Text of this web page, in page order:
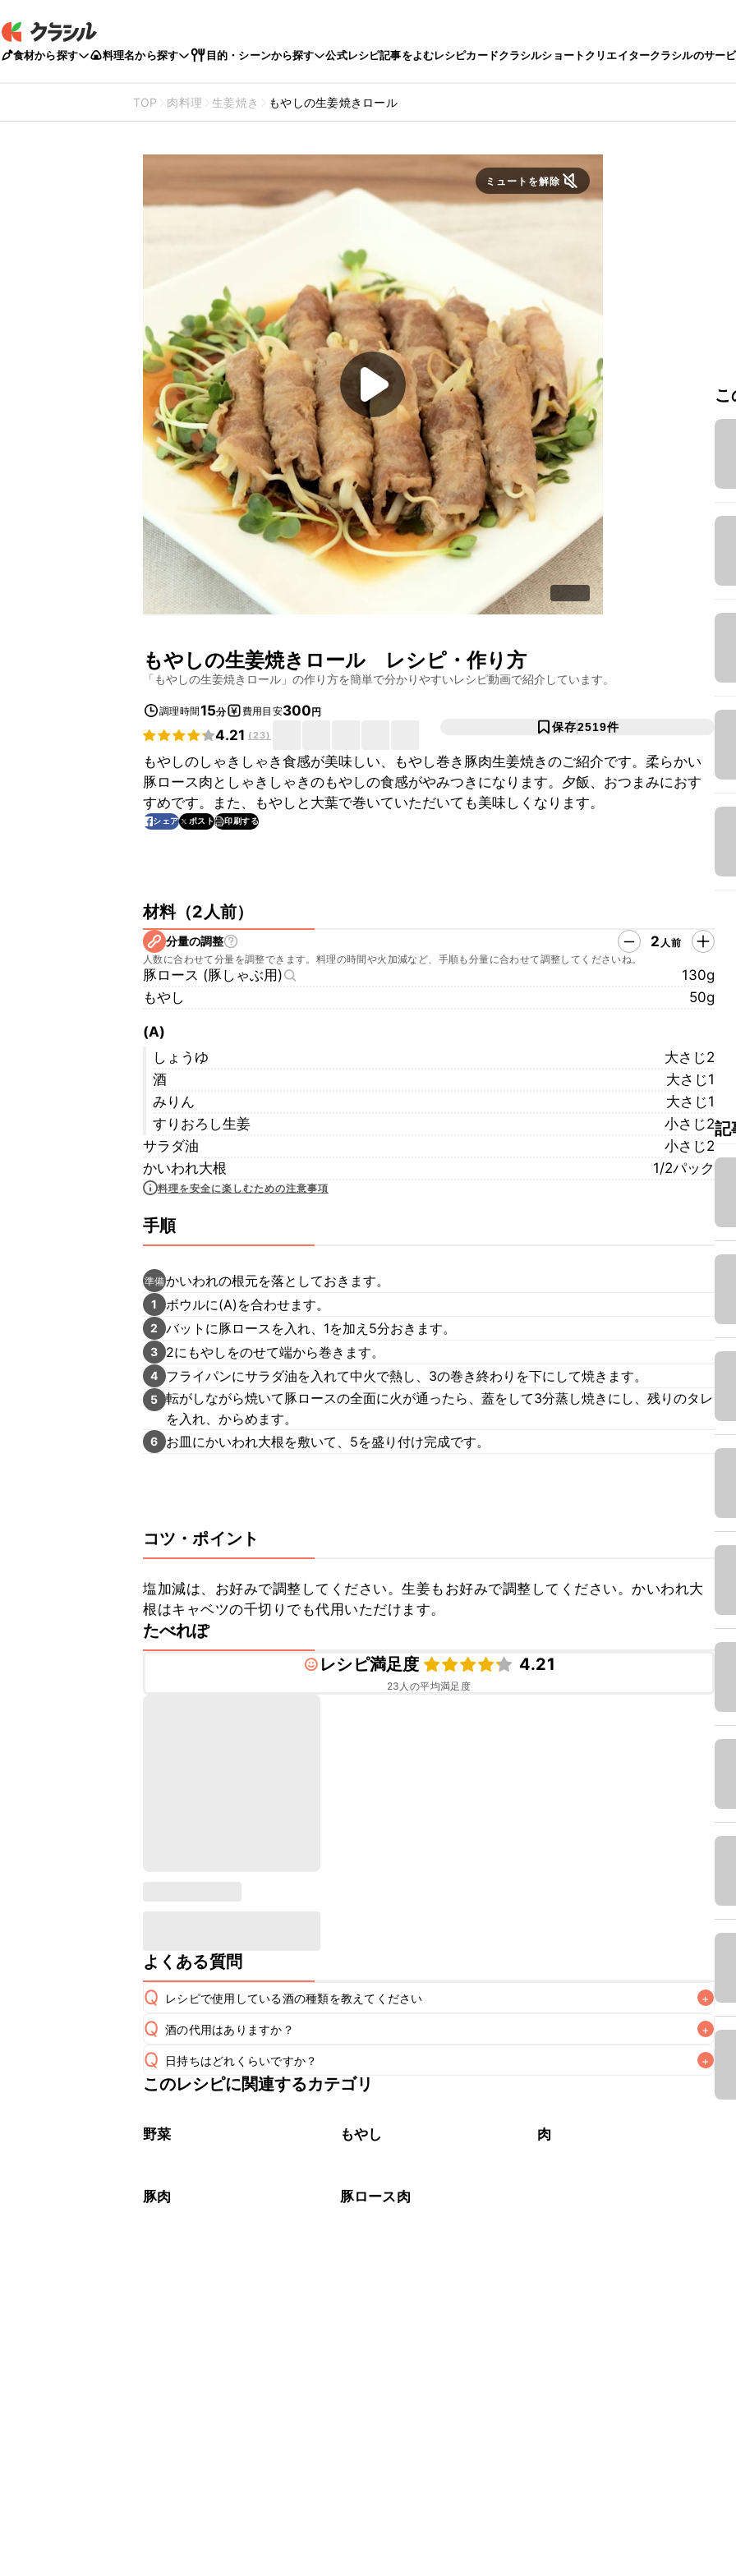
食材から探す 料理名から探す 目的・シーンから探す 公式レシピ記事をよむレシピカードクラシルショートクリエイタークラシルのサー
TOP 肉料理 生姜焼き もやしの生姜焼きロール
ミュートを解除
もやしの生姜焼きロール レシピ・作り方
「もやしの生姜焼きロール 」の作り方を簡単で分かりやすいレシピ動画で紹介しています。
調理時間15分 費用目安300円
4.21 (23)
保存2519件
もやしのしゃきしゃき食感が美味しい、もやし巻き豚肉生姜焼きのご紹介です。柔らかい
豚ロース肉としゃきしゃきのもやしの食感がやみつきになります。夕飯、おつまみにおす
すめです。また、もやしと大葉で巻いていただいても美味しくなります。
シェア ポスト 印刷する
材料（2人前）
分量の調整 2 人前
人数に合わせて分量を調整できます。料理の時間や火加減など、手順も分量に合わせて調整してくださいね。
豚ロース (豚しゃぶ用)
130g
もやし
50g
(A)
しょうゆ
大さじ2
酒
大さじ1
みりん
大さじ1
すりおろし生姜
小さじ2
サラダ油
小さじ2
かいわれ大根
1/2パック
料理を安全に楽しむための注意事項
手順
準備かいわれの根元を落としておきます。
1 ボウルに(A)を合わせます。
2 バットに豚ロースを入れ、1を加え5分おきます。
3 2にもやしをのせて端から巻きます。
4 フライパンにサラダ油を入れて中火で熱し、3の巻き終わりを下にして焼きます。
5 転がしながら焼いて豚ロースの全面に火が通ったら、蓋をして3分蒸し焼きにし、残りのタレ
を入れ、からめます。
6 お皿にかいわれ大根を敷いて、5を盛り付け完成です。
コツ・ポイント
塩加減は、お好みで調整してください。生姜もお好みで調整してください。かいわれ大
根はキャベツの千切りでも代用いただけます。
たべれぽ
レシピ満足度
4.21
23 人の平均満足度
よくある質問
Q レシピで使用している酒の種類を教えてください +
A
Q 酒の代用はありますか？ +
A
Q 日持ちはどれくらいですか？ +
保存期間は冷蔵で翌日中が目安です。なるべくお早めにお召し上がりください。
※日持ちは目安です。
このレシピに関連するカテゴリ
野菜 もやし 肉
豚肉 豚ロース肉
記